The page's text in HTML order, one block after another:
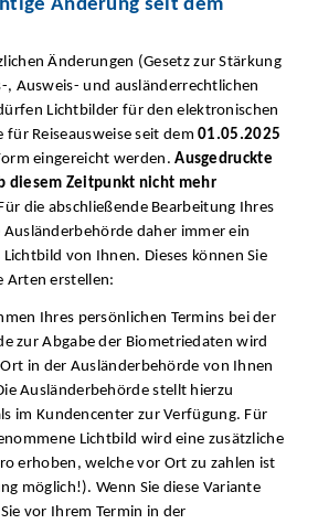
Änderung seit dem
Änderungen (Gesetz zur Stärkung
, Ausweis- und ausländerrechtlichen
Lichtbilder für den elektronischen
Reiseausweise seit dem01.05.2025
eingereicht werden.Ausgedruckte
diesem Zeitpunkt nicht mehr
die abschließende Bearbeitung Ihres
daher immer ein
von Ihnen. Dieses können Sie
Arten erstellen:
Ihres persönlichen Termins bei der
zur Abgabe der Biometriedaten wird
in der Ausländerbehörde von Ihnen
Ausländerbehörde stellt hierzu
im Kundencenter zur Verfügung. Für
Lichtbild wird eine zusätzliche
erhoben, welche vor Ort zu zahlen ist
möglich!). Wenn Sie diese Variante
vor Ihrem Termin in der